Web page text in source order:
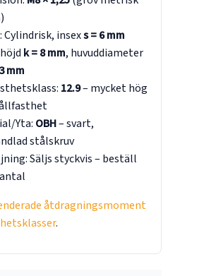
Cylindrisk, insexs = 6 mm
k = 8 mm, huvuddiameter
mm
12.9– mycket hög
Yta: OBH– svart,
stålskruv
Säljs styckvis – beställ
åtdragningsmoment
.